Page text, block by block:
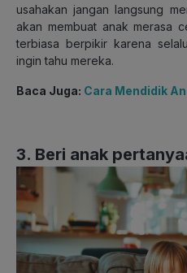
usahakan jangan langsung
akan membuat anak merasa
terbiasa berpikir karena
ingin tahu mereka.
Baca Juga: Cara Mendidik
3. Beri anak